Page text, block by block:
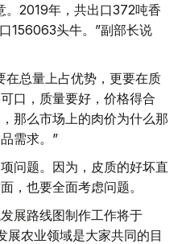
。2019年，共出口372吨香
156063头牛。”副部长说
在总量上占优势，更要在质
口，质量要好，价格得合
那么市场上的肉价为什么那
需求。”
问题。因为，皮质的好坏直
，也要全面考虑问题。
展路线图制作工作将于
农业领域是大家共同的目